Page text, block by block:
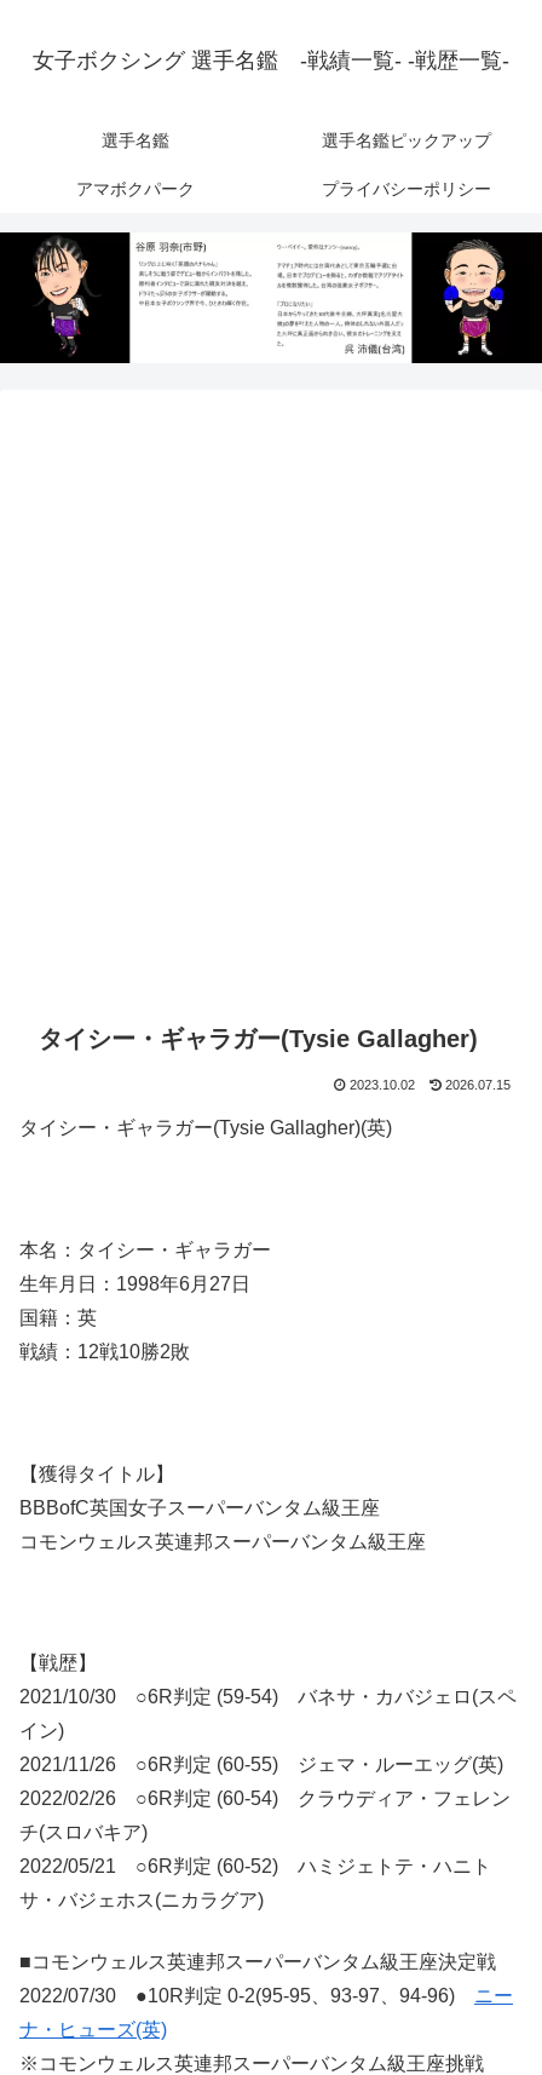
女子ボクシング 選手名鑑 -戦績一覧- -戦歴一覧-
選手名鑑 選手名鑑ピックアップ
アマボクパーク プライバシーポリシー
タイシー・ギャラガー(Tysie Gallagher)
2023.10.02 2026.07.15
タイシー・ギャラガー(Tysie Gallagher)(英)
本名：タイシー・ギャラガー
生年月日：1998年6月27日
国籍：英
戦績：12戦10勝2敗
【獲得タイトル】
BBBofC英国女子スーパーバンタム級王座
コモンウェルス英連邦スーパーバンタム級王座
【戦歴】
2021/10/30 ○6R判定 (59-54) バネサ・カバジェロ(スペ
イン)
2021/11/26 ○6R判定 (60-55) ジェマ・ルーエッグ(英)
2022/02/26 ○6R判定 (60-54) クラウディア・フェレン
チ(スロバキア)
2022/05/21 ○6R判定 (60-52) ハミジェトテ・ハニト
サ・バジェホス(ニカラグア)
■コモンウェルス英連邦スーパーバンタム級王座決定戦
2022/07/30 ●10R判定 0-2(95-95、93-97、94-96) ニー
ナ・ヒューズ(英)
※コモンウェルス英連邦スーパーバンタム級王座挑戦